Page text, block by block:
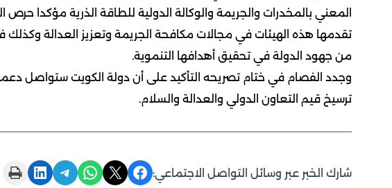
المعني بالمخدرات والجريمة والوكالة الدولية للطاقة الذرية مؤكدا حرص
تقدمها هذه الهيئات في مجالات مكافحة الجريمة وتعزيز العدالة وكذلك
من جهود الدولة في تحقيق أهدافها التنموية.
وجدد الفصام في ختام تصريحه التأكيد على أن دولة الكويت ستواصل
ترسيخ قيم التعاون الدولي والعدالة والسلام.
شارك الخبر عبر وسائل التواصل الاجتماعي: Share on Facebook
Share on X
Share on WhatsApp
Share on Telegram
Share on LinkedIn
Print this Page